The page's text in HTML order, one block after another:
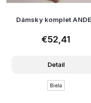
Dámsky komplet
€52,41
Detail
Biela